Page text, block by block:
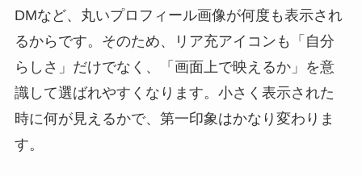
DMなど、丸いプロフィール画像が何度も表示され
るからです。そのため、リア充アイコンも「自分
らしさ」だけでなく、「画面上で映えるか」を意
識して選ばれやすくなります。小さく表示された
時に何が見えるかで、第一印象はかなり変わりま
す。